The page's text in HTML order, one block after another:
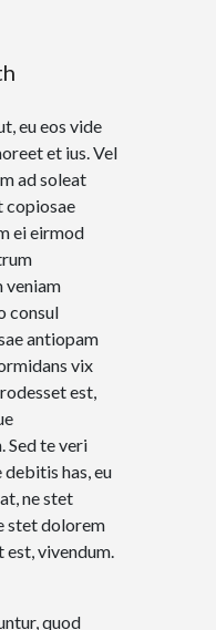
eu eos vide
et ius. Vel
ad soleat
copiosae
ei eirmod
veniam
consul
antiopam
vix
est,
Sed te veri
has, eu
ne stet
stet dolorem
vivendum.
quod